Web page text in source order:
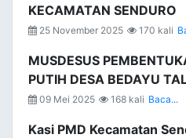
KECAMATAN SENDURO
25 November 2025 170 kali
MUSDESUS
PUTIH DESA BEDAYU
09 Mei 2025 168 kali Baca...
Kasi PMD Kecamatan